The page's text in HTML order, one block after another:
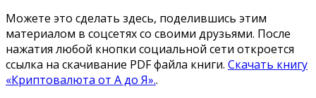
Можете это сделать здесь, поделившись этим
материалом в соцсетях со своими друзьями. После
нажатия любой кнопки социальной сети откроется
ссылка на скачивание PDF файла книги. Скачать книгу
«Криптовалюта от А до Я»..